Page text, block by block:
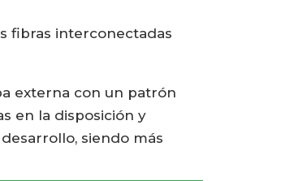
fibras interconectadas
externa con un patrón
en la disposición y
siendo más